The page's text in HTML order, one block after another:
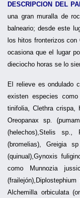
DESCRIPCION DEL
una gran muralla de
balneario; desde este
los hitos fronterizos
ocasiona que el lugar
dieciocho horas se lo
El relieve es ondulado
existen especies
tinifolia, Clethra crispa,
Oreopanax sp.
(helechos),Stelis sp.,
(bromelias), Greigia
(quinual),Gynoxis
como Munnozia
Alchemilla orbiculata